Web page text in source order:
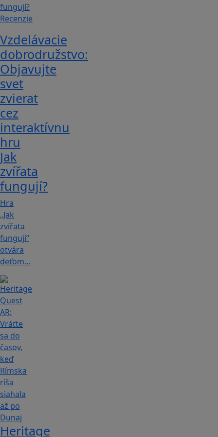
Recenzie
Vzdelávacie
dobrodružstvo:
Objavujte
svet
zvierat
cez
interaktívnu
hru
Jak
zvířata
fungují?
Hra
„Jak
zvířata
fungují“
otvára
deťom…
Heritage